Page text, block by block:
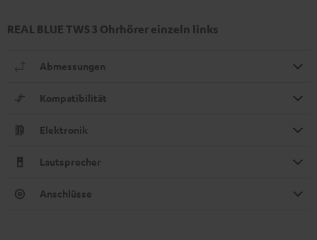
REAL BLUE TWS 3 Ohrhörer einzeln links
Abmessungen
Kompatibilität
Elektronik
Lautsprecher
Anschlüsse